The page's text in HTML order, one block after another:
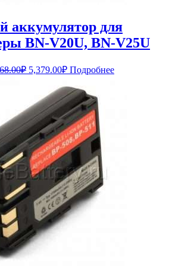
аккумулятор для
BN-V20U, BN-V25U
₽ Первоначальная
составляла
5,868.00₽.
5,379.00₽Текущая
цена:
5,379.00₽.
Подробнее